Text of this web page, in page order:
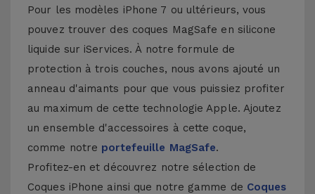
Pour les modèles iPhone 7 ou ultérieurs, vous
pouvez trouver des coques MagSafe en silicone
liquide sur iServices. À notre formule de
protection à trois couches, nous avons ajouté un
anneau d'aimants pour que vous puissiez profiter
au maximum de cette technologie Apple. Ajoutez
un ensemble d'accessoires à cette coque,
comme notre portefeuille MagSafe.
Profitez-en et découvrez notre sélection de
Coques iPhone ainsi que notre gamme de Coques